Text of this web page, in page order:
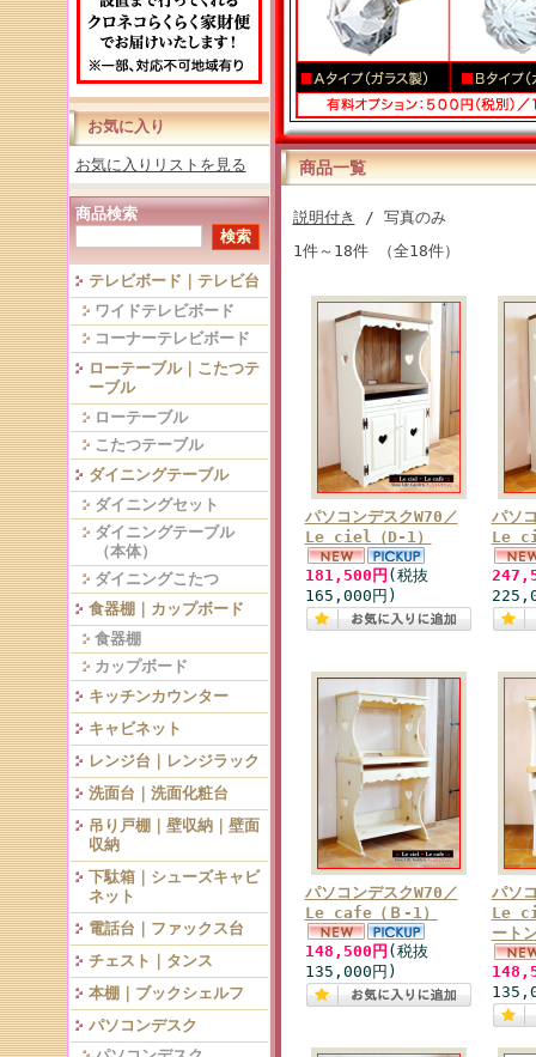
お気に入り
お気に入りリストを見る
商品検索
テレビボード｜テレビ台
ワイドテレビボード
コーナーテレビボード
ローテーブル｜こたつテ
ーブル
ローテーブル
こたつテーブル
ダイニングテーブル
ダイニングセット
ダイニングテーブル
（本体）
ダイニングこたつ
食器棚｜カップボード
食器棚
カップボード
キッチンカウンター
キャビネット
レンジ台｜レンジラック
洗面台｜洗面化粧台
吊り戸棚｜壁収納｜壁面
収納
下駄箱｜シューズキャビ
ネット
電話台｜ファックス台
チェスト｜タンス
本棚｜ブックシェルフ
パソコンデスク
商品一覧
説明付き
/ 写真のみ
1件～18件 （全18件）
パソコンデスクW70／
Le ciel（D-1）
181,500円 (税抜
165,000円)
パソ
Le
パソコンデスクW70／
Le cafe（Ｂ-1）
148,500円 (税抜
135,000円)
パソ
Le
ート